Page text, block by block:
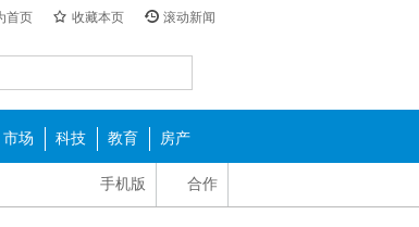
首页 收藏本页 滚动新闻
市场 科技 教育 房产
合作
手机版